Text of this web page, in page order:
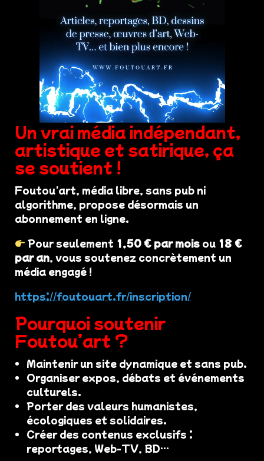
Un vrai média indépendant,
artistique et satirique, ça
se soutient !
Foutou'art, média libre, sans pub ni
algorithme, propose désormais un
abonnement en ligne.
Pour seulement 1,50 € par mois ou 18 €
par an, vous soutenez concrètement un
média engagé !
https://foutouart.fr/inscription/
Pourquoi soutenir
Foutou’art ?
Maintenir un site dynamique et sans pub.
Organiser expos, débats et événements
culturels.
Porter des valeurs humanistes,
écologiques et solidaires.
Créer des contenus exclusifs :
reportages, Web-TV, BD…